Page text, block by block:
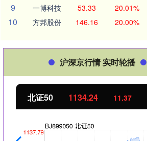
9 一博科技 53.33 20.01%
10 方邦股份 146.16 20.00%
沪深京行情 实时轮播
北证50 1134.24 11.37